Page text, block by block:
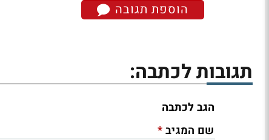
הוספת תגובה
תגובות לכתבה:
הגב לכתבה
שם המגיב*